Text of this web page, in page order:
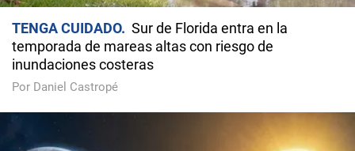
TENGA CUIDADO
Sur de Florida entra en la
temporada de mareas altas con riesgo de
inundaciones costeras
Por Daniel Castropé